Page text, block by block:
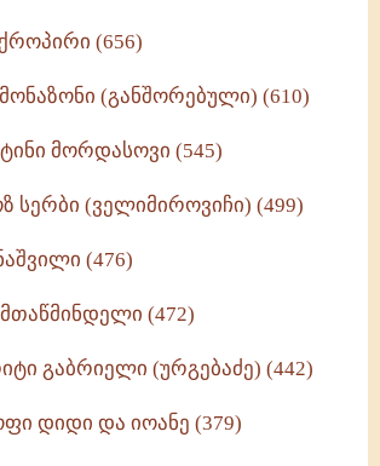
(656)
(განშორებული) (610)
მორდასოვი (545)
სერბი (ველიმიროვიჩი) (499)
(476)
(472)
გაბრიელი (ურგებაძე) (442)
დიდი და იოანე (379)